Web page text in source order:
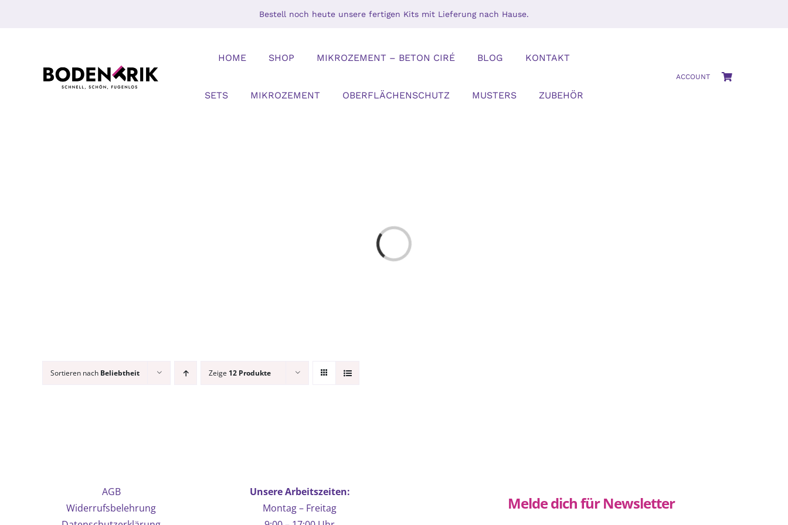
Bestell noch heute unsere fertigen Kits mit Lieferung nach Hause.
HOME SHOP MIKROZEMENT – BETON CIRÉ BLOG KONTAKT
SETS MIKROZEMENT OBERFLÄCHENSCHUTZ MUSTERS ZUBEHÖR
ACCOUNT
Loading...
Sortieren nach Beliebtheit Zeige 12 Produkte
AGB
Widerrufsbelehrung
Unsere Arbeitszeiten:
Montag – Freitag
Melde dich für Newsletter